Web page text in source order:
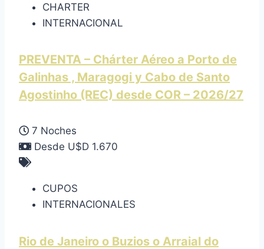
CHARTER
INTERNACIONAL
PREVENTA – Chárter Aéreo a Porto de
Galinhas , Maragogi y Cabo de Santo
Agostinho (REC) desde COR – 2026/27
7 Noches
Desde U$D 1.670
CUPOS
INTERNACIONALES
Rio de Janeiro o Buzios o Arraial do